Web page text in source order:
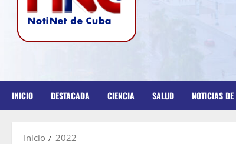
INICIO DESTACADA CIENCIA SALUD NOTICIAS
Inicio 2022